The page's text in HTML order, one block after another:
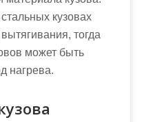
кузовах
тогда
может быть
нагрева.